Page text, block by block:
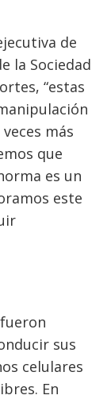
de
la Sociedad
“estas
más
que
es un
este
sus
celulares
En